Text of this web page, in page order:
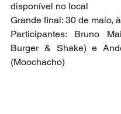
disponível no local
Grande final: 30 de maio,
Participantes: Bruno
Burger & Shake) e
(Moochacho)